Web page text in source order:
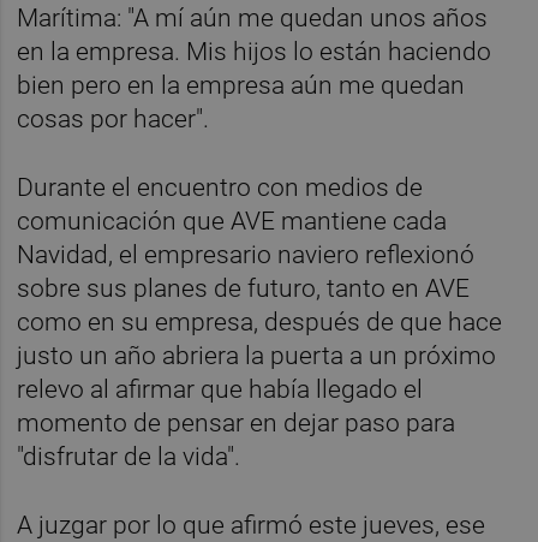
Marítima: "A mí aún me quedan unos años
en la empresa. Mis hijos lo están haciendo
bien pero en la empresa aún me quedan
cosas por hacer".
Durante el encuentro con medios de
comunicación que AVE mantiene cada
Navidad, el empresario naviero reflexionó
sobre sus planes de futuro, tanto en AVE
como en su empresa, después de que hace
justo un año abriera la puerta a un próximo
relevo al afirmar que había llegado el
momento de pensar en dejar paso para
"disfrutar de la vida".
A juzgar por lo que afirmó este jueves, ese